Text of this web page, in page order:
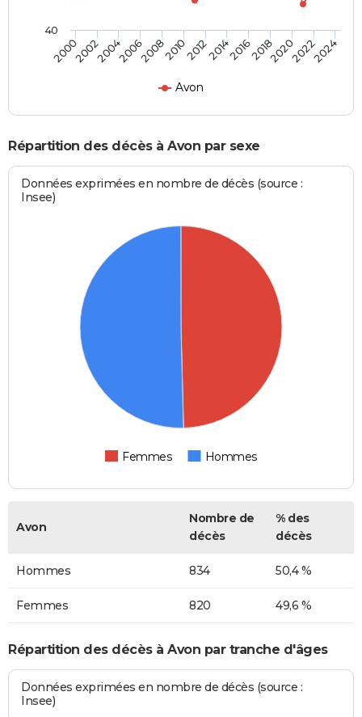
Avon
2000200220042006200820102012201420162018202020222024
40
Répartition des décès à Avon par sexe
Données exprimées en nombre de décès (source :
Insee)
Femmes Hommes
Avon
Nombre de
décès
% des
décès
Hommes 834 50,4 %
Femmes 820 49,6 %
Répartition des décès à Avon par tranche d'âges
Données exprimées en nombre de décès (source :
Insee)